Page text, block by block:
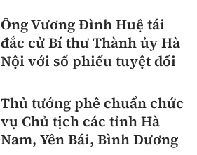
Ông Vương Đình Huệ tái
đắc cử Bí thư Thành ủy Hà
Nội với số phiếu tuyệt đối
Thủ tướng phê chuẩn chức
vụ Chủ tịch các tỉnh Hà
Nam, Yên Bái, Bình Dương